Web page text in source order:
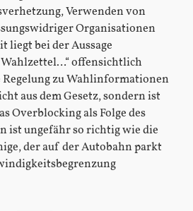
Verwenden von
Organisationen
liegt bei der Aussage
offensichtlich
zu Wahlinformationen
aus dem Gesetz, sondern ist
Overblocking als Folge des
ist ungefähr so richtig wie die
der auf der Autobahn parkt